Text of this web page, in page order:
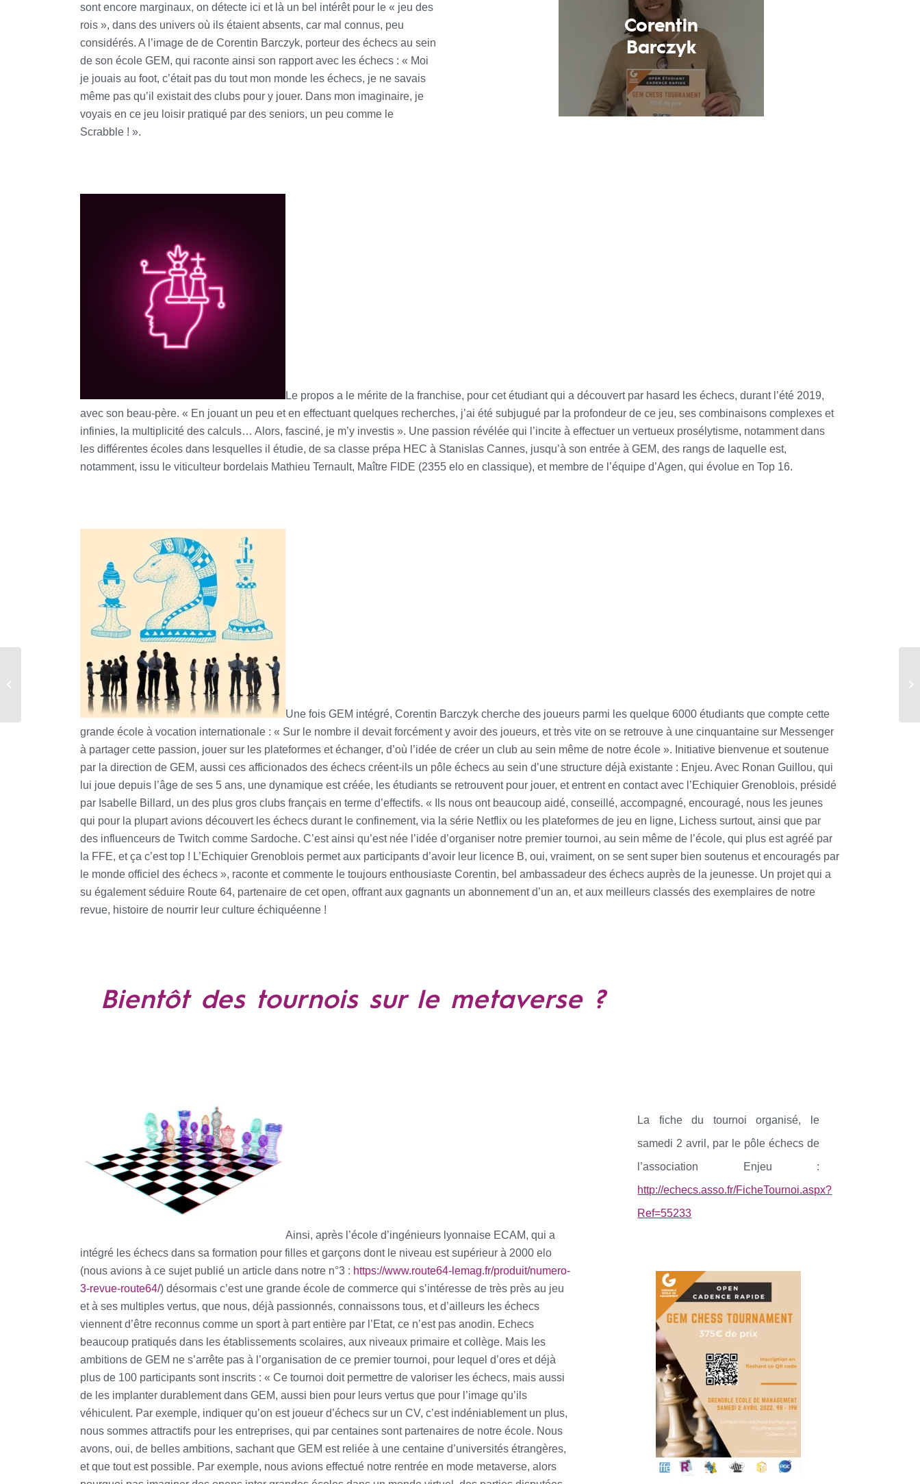
sont encore marginaux, on détecte ici et là un bel intérêt pour le « jeu des
rois », dans des univers où ils étaient absents, car mal connus, peu
considérés. A l’image de de Corentin Barczyk, porteur des échecs au sein
de son école GEM, qui raconte ainsi son rapport avec les échecs : « Moi
je jouais au foot, c’était pas du tout mon monde les échecs, je ne savais
même pas qu’il existait des clubs pour y jouer. Dans mon imaginaire, je
voyais en ce jeu loisir pratiqué par des seniors, un peu comme le
Scrabble ! ».
Corentin
Barczyk
Le propos a le mérite de la franchise, pour cet étudiant qui a découvert par hasard les échecs, durant l’été 2019,
avec son beau-père. « En jouant un peu et en effectuant quelques recherches, j’ai été subjugué par la profondeur de ce jeu, ses combinaisons complexes et
infinies, la multiplicité des calculs… Alors, fasciné, je m’y investis ». Une passion révélée qui l’incite à effectuer un vertueux prosélytisme, notamment dans
les différentes écoles dans lesquelles il étudie, de sa classe prépa HEC à Stanislas Cannes, jusqu’à son entrée à GEM, des rangs de laquelle est,
notamment, issu le viticulteur bordelais Mathieu Ternault, Maître FIDE (2355 elo en classique), et membre de l’équipe d’Agen, qui évolue en Top 16.
Une fois GEM intégré, Corentin Barczyk cherche des joueurs parmi les quelque 6000 étudiants que compte cette
grande école à vocation internationale : « Sur le nombre il devait forcément y avoir des joueurs, et très vite on se retrouve à une cinquantaine sur Messenger
à partager cette passion, jouer sur les plateformes et échanger, d’où l’idée de créer un club au sein même de notre école ». Initiative bienvenue et soutenue
par la direction de GEM, aussi ces afficionados des échecs créent-ils un pôle échecs au sein d’une structure déjà existante : Enjeu. Avec Ronan Guillou, qui
lui joue depuis l’âge de ses 5 ans, une dynamique est créée, les étudiants se retrouvent pour jouer, et entrent en contact avec l’Echiquier Grenoblois, présidé
par Isabelle Billard, un des plus gros clubs français en terme d’effectifs. « Ils nous ont beaucoup aidé, conseillé, accompagné, encouragé, nous les jeunes
qui pour la plupart avions découvert les échecs durant le confinement, via la série Netflix ou les plateformes de jeu en ligne, Lichess surtout, ainsi que par
des influenceurs de Twitch comme Sardoche. C’est ainsi qu’est née l’idée d’organiser notre premier tournoi, au sein même de l’école, qui plus est agréé par
la FFE, et ça c’est top ! L’Echiquier Grenoblois permet aux participants d’avoir leur licence B, oui, vraiment, on se sent super bien soutenus et encouragés par
le monde officiel des échecs », raconte et commente le toujours enthousiaste Corentin, bel ambassadeur des échecs auprès de la jeunesse. Un projet qui a
su également séduire Route 64, partenaire de cet open, offrant aux gagnants un abonnement d’un an, et aux meilleurs classés des exemplaires de notre
revue, histoire de nourrir leur culture échiquéenne !
Bientôt des tournois sur le metaverse ?
Ainsi, après l’école d’ingénieurs lyonnaise ECAM, qui a
intégré les échecs dans sa formation pour filles et garçons dont le niveau est supérieur à 2000 elo
(nous avions à ce sujet publié un article dans notre n°3 : https://www.route64-lemag.fr/produit/numero-
3-revue-route64/) désormais c’est une grande école de commerce qui s’intéresse de très près au jeu
et à ses multiples vertus, que nous, déjà passionnés, connaissons tous, et d’ailleurs les échecs
viennent d’être reconnus comme un sport à part entière par l’Etat, ce n’est pas anodin. Echecs
beaucoup pratiqués dans les établissements scolaires, aux niveaux primaire et collège. Mais les
ambitions de GEM ne s’arrête pas à l’organisation de ce premier tournoi, pour lequel d’ores et déjà
plus de 100 participants sont inscrits : « Ce tournoi doit permettre de valoriser les échecs, mais aussi
de les implanter durablement dans GEM, aussi bien pour leurs vertus que pour l’image qu’ils
véhiculent. Par exemple, indiquer qu’on est joueur d’échecs sur un CV, c’est indéniablement un plus,
nous sommes attractifs pour les entreprises, qui par centaines sont partenaires de notre école. Nous
avons, oui, de belles ambitions, sachant que GEM est reliée à une centaine d’universités étrangères,
et que tout est possible. Par exemple, nous avions effectué notre rentrée en mode metaverse, alors
La fiche du tournoi organisé, le
samedi 2 avril, par le pôle échecs de
l’association Enjeu :
http://echecs.asso.fr/FicheTournoi.aspx?
Ref=55233
Les échecs : sport à